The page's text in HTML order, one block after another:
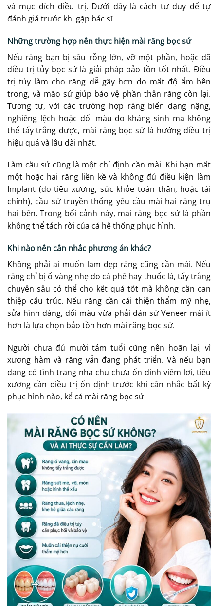
và mục đích điều trị. Dưới đây là cách tư duy để tự
đánh giá trước khi gặp bác sĩ.
Những trường hợp nên thực hiện mài răng bọc sứ
Nếu răng bạn bị sâu rỗng lớn, vỡ một phần, hoặc đã
điều trị tủy bọc sứ là giải pháp bảo tồn tốt nhất. Điều
trị tủy làm cho răng dễ gãy hơn do mất độ ẩm bên
trong, và mão sứ giúp bảo vệ phần thân răng còn lại.
Tương tự, với các trường hợp răng biến dạng nặng,
nghiêng lệch hoặc đổi màu do kháng sinh mà không
thể tẩy trắng được, mài răng bọc sứ là hướng điều trị
hiệu quả và lâu dài nhất.
Làm cầu sứ cũng là một chỉ định cần mài. Khi bạn mất
một hoặc hai răng liền kề và không đủ điều kiện làm
Implant (do tiêu xương, sức khỏe toàn thân, hoặc tài
chính), cầu sứ truyền thống yêu cầu mài hai răng trụ
hai bên. Trong bối cảnh này, mài răng bọc sứ là phần
không thể tách rời của cả hệ thống phục hình.
Khi nào nên cân nhắc phương án khác?
Không phải ai muốn làm đẹp răng cũng cần mài. Nếu
răng chỉ bị ố vàng nhẹ do cà phê hay thuốc lá, tẩy trắng
chuyên sâu có thể cho kết quả tốt mà không cần can
thiệp cấu trúc. Nếu răng cần cải thiện thẩm mỹ nhẹ,
sửa hình dáng, đổi màu vừa phải dán sứ Veneer mài ít
hơn là lựa chọn bảo tồn hơn mài răng bọc sứ.
Người chưa đủ mười tám tuổi cũng nên hoãn lại, vì
xương hàm và răng vẫn đang phát triển. Và nếu bạn
đang có tình trạng nha chu chưa ổn định viêm lợi, tiêu
xương cần điều trị ổn định trước khi cân nhắc bất kỳ
phục hình nào, kể cả mài răng bọc sứ.